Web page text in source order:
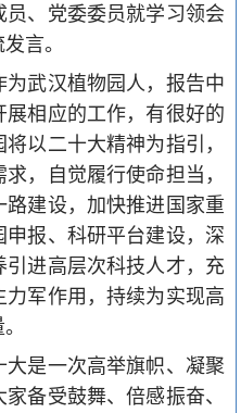
、党委委员就学习领会
言。
武汉植物园人，报告中
相应的工作，有很好的
以二十大精神为指引，
，自觉履行使命担当，
建设，加快推进国家重
报、科研平台建设，深
进高层次科技人才，充
军作用，持续为实现高
。
是一次高举旗帜、凝聚
备受鼓舞、倍感振奋、